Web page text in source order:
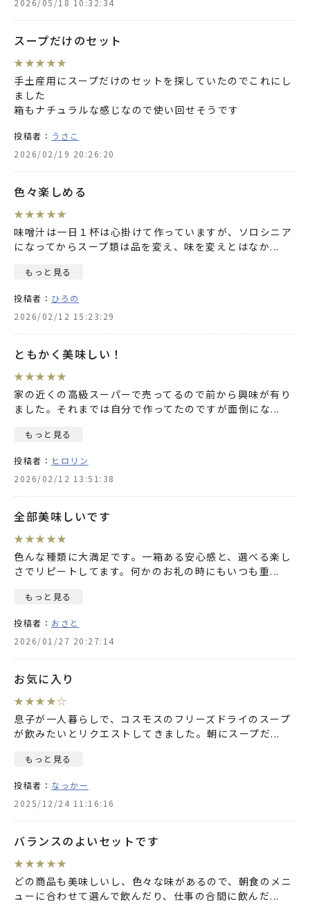
2026/05/18 10:32:34
スープだけのセット
★ ★★ ★★
手土産用にスープだけのセットを探していたのでこれにし
ました
箱もナチュラルな感じなので使い回せそうです
投稿者： うさこ
2026/02/19 20:26:20
色々楽しめる
★ ★★ ★★
味噌汁は一日１杯は心掛けて作っていますが、ソロシニア
になってからスープ類は品を変え、味を変えとはなか...
もっと見る
投稿者： ひろの
2026/02/12 15:23:29
ともかく美味しい！
★ ★★ ★★
家の近くの高級スーパーで売ってるので前から興味が有り
ました。それまでは自分で作ってたのですが面倒にな...
もっと見る
投稿者： ヒロリン
2026/02/12 13:51:38
全部美味しいです
★ ★★ ★★
色んな種類に大満足です。一箱ある安心感と、選べる楽し
さでリピートしてます。何かのお礼の時にもいつも重...
もっと見る
投稿者： おさと
2026/01/27 20:27:14
お気に入り
★ ★★ ★☆
息子が一人暮らしで、コスモスのフリーズドライのスープ
が飲みたいとリクエストしてきました。朝にスープだ...
もっと見る
投稿者： なっかー
2025/12/24 11:16:16
バランスのよいセットです
★ ★★ ★★
どの商品も美味しいし、色々な味があるので、朝食のメニ
ューに合わせて選んで飲んだり、仕事の合間に飲んだ...